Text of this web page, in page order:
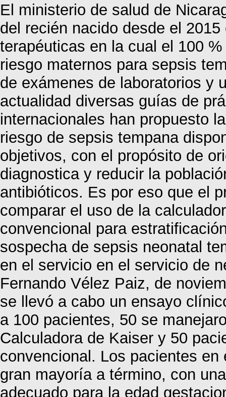
El ministerio de salud de
del recién nacido desde el
terapéuticas en la cual el 100
riesgo maternos para sepsis
de exámenes de laboratorios y
actualidad diversas guías de
internacionales han propuesto
riesgo de sepsis tempana
objetivos, con el propósito de
diagnostica y reducir la
antibióticos. Es por eso que el
comparar el uso de la
convencional para
sospecha de sepsis neonatal
en el servicio en el servicio de
Fernando Vélez Paiz, de
se llevó a cabo un ensayo
a 100 pacientes, 50 se
Calculadora de Kaiser y 50
convencional. Los pacientes
gran mayoría a término, con
adecuado para la edad